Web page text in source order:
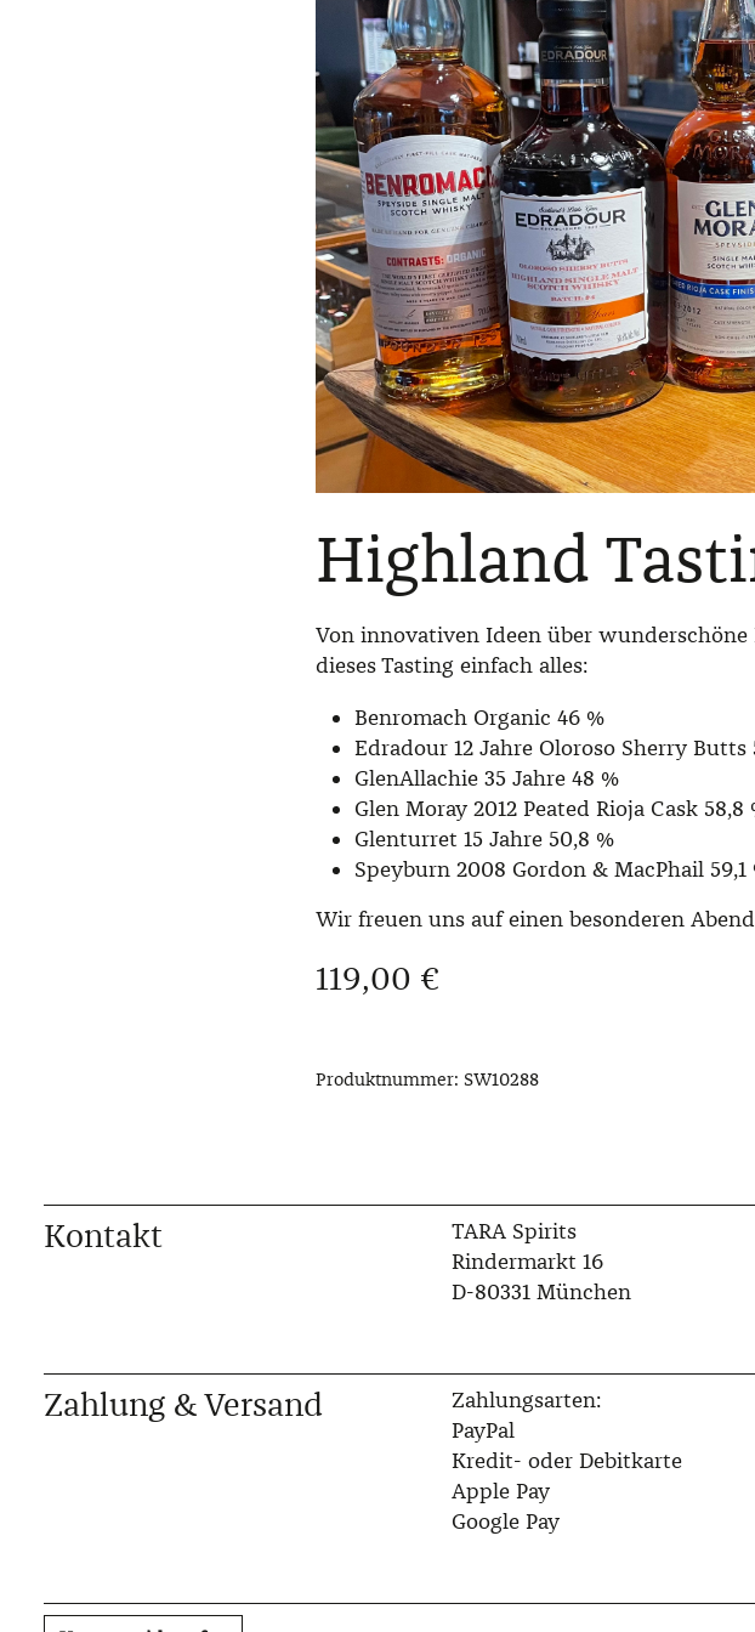
Highland
Von innovativen Ideen über
dieses Tasting einfach alles:
Benromach Organic 46 %
Edradour 12 Jahre Oloroso Sherry Butts
GlenAllachie 35 Jahre 48 %
Glen Moray 2012 Peated Rioja Cask 58,8
Glenturret 15 Jahre 50,8 %
Speyburn 2008 Gordon & MacPhail 59,1
Wir freuen uns auf einen besonderen
Regulärer Preis:
119,00 €
Produktnummer: SW10288
Kontakt
TARA Spirits
Rindermarkt 16
D-80331 München
Zahlung & Versand
Zahlungsarten:
PayPal
Kredit- oder Debitkarte
Apple Pay
Google Pay